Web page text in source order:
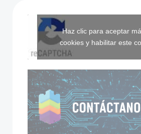
Haz clic para aceptar
cookies y habilitar este